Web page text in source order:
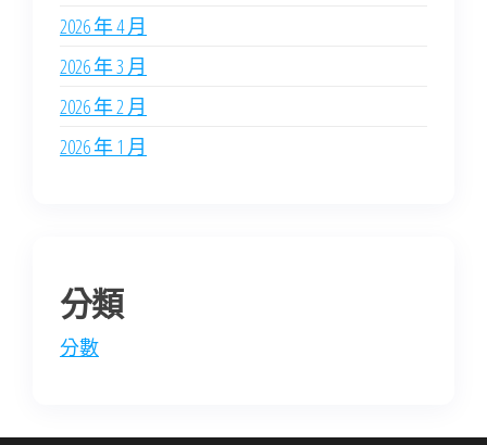
2026 年 4 月
2026 年 3 月
2026 年 2 月
2026 年 1 月
分類
分數